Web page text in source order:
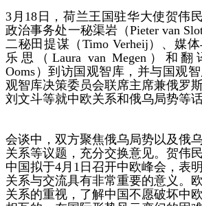
3月18日，荷兰王国驻华大使贺伟民
政治事务处一秘渠岩（Pieter van
二秘田提谋（Timo Verheij）、媒
乐思（Laura van Megen）和
Ooms）到访国观智库，并与国观
观智库决策委员会联席主席兼俄罗
刘文斗等就中欧关系和俄乌局势等话
会谈中，双方聚焦俄乌局势以及俄
关系等议题，充分交换意见。贺伟
中国拟于4月1日召开中欧峰会，表
关系与交流具有非常重要的意义。
关系的重视，了解中国不愿破坏中